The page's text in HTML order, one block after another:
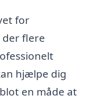
for
der flere
hjælpe dig
en måde at